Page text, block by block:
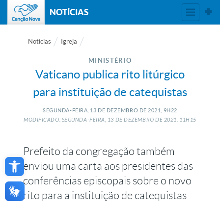
Open toolbar
NOTÍCIAS
Notícias Igreja
MINISTÉRIO
Vaticano publica rito litúrgico
para instituição de catequistas
SEGUNDA-FEIRA, 13 DE DEZEMBRO DE 2021, 9H22
MODIFICADO: SEGUNDA-FEIRA, 13 DEDEZEMBRO DE 2021, 11H15
Prefeito da congregação também
enviou uma carta aos presidentes das
conferências episcopais sobre o novo
rito para a instituição de catequistas